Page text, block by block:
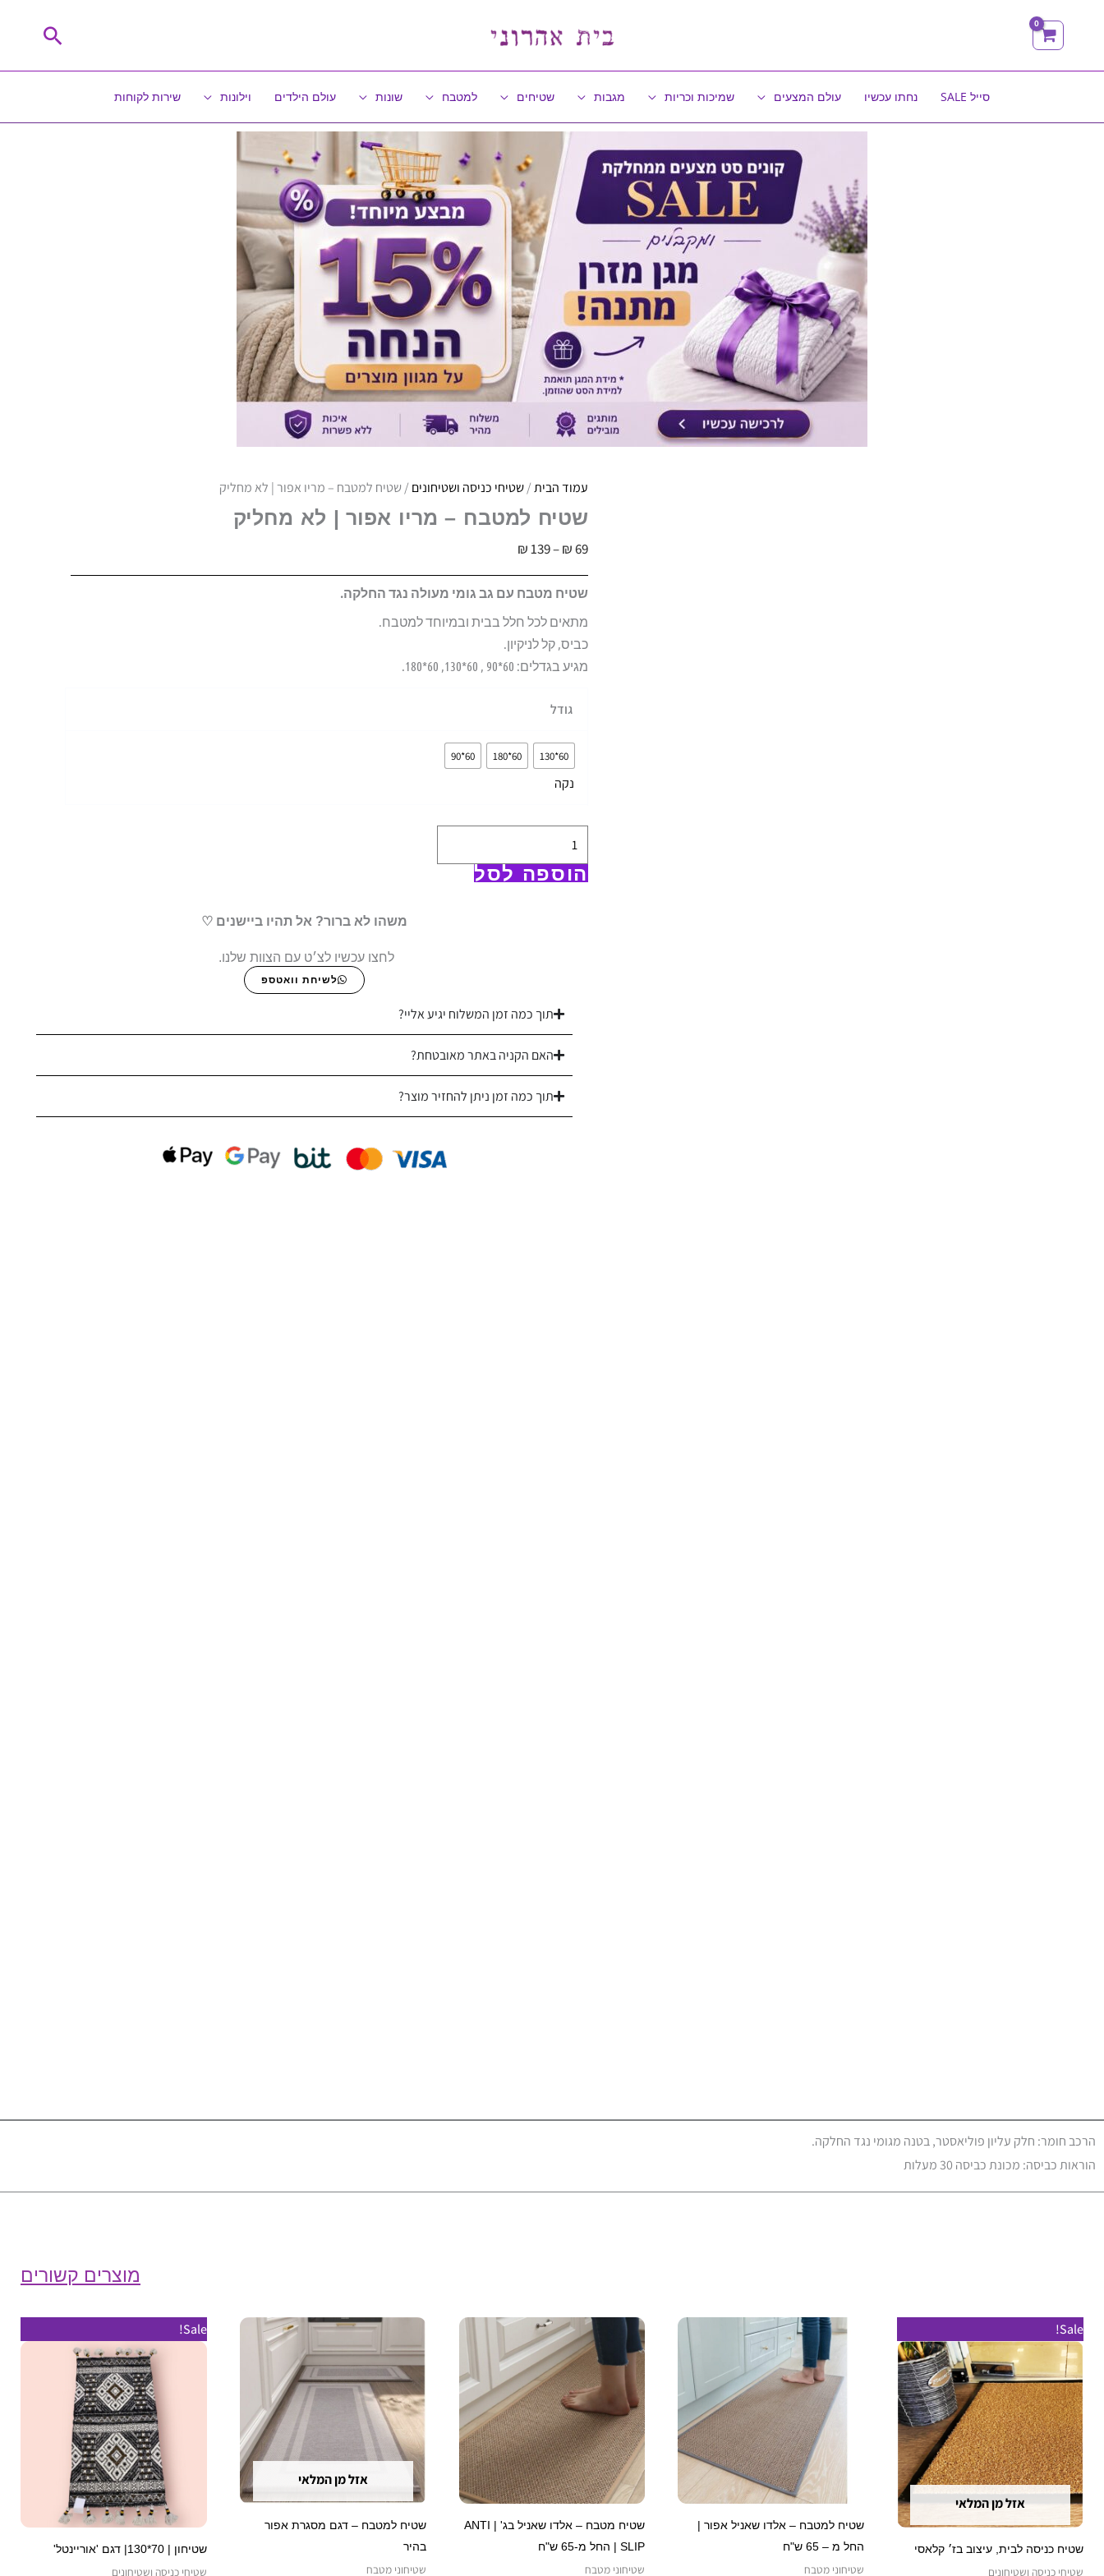
חיפוש
סייל SALE נחתו עכשיו עולם המצעים שמיכות וכריות מגבות שטיחים למטבח שונות עולם הילדים וילונות שירות לקוחות
עמוד הבית/שטיחי כניסה ושטיחונים / שטיח למטבח – מריו אפור | לא מחליק
שטיח למטבח – מריו אפור | לא מחליק
₪69
–
₪139
טווח
מחירים:
⁦₪ 69⁩
עד
⁦₪ 139⁩
שטיח מטבח עם גב גומי מעולה נגד החלקה.
מתאים לכל חלל בבית ובמיוחד למטבח.
כביס, קל לניקיון.
מגיע בגדלים: 60*90 , 60*130, 60*180.
גודל
60*130
60*180
60*90
נקה
שטיח
למטבח
אפור
|הוספה לסל
משהו לא ברור? אל תהיו ביישנים ♡
לחצו עכשיו לצ׳ט עם הצוות שלנו.
לשיחת וואטספ
תוך כמה זמן המשלוח יגיע אליי?
האם הקניה באתר מאובטחת?
תוך כמה זמן ניתן להחזיר מוצר?
הרכב חומר: חלק עליון פוליאסטר, בטנה מגומי נגד החלקה.
הוראות כביסה: מכונת כביסה 30 מעלות
מוצרים קשורים
Sale!
אזל מן המלאי
שטיח כניסה לבית, עיצוב בז׳ קלאסי
שטיחי כניסה ושטיחונים
שטיח למטבח – אלדו שאניל אפור |
החל מ – 65 ש"ח
שטיחוני מטבח
טווח
מחירים:
עד
⁦₪ 150⁩
למוצר
מספר
סוגים.
ניתן
לבחור
האפשרויות
שטיח מטבח – אלדו שאניל בג' | ANTI
SLIP | החל מ-65 ש"ח
שטיחוני מטבח
טווח
מחירים:
⁦₪ 65⁩
עד
⁦₪ 540⁩
למוצר
מספר
סוגים.
ניתן
לבחור
את
האפשרויות
אזל מן המלאי
שטיח למטבח – דגם מסגרת אפור
בהיר
שטיחוני מטבח
טווח
⁦₪ 115⁩
עד
⁦₪ 150⁩
למוצר
סוגים.
ניתן
לבחור
את
האפשרויות
Sale!
שטיחון | 70*130| דגם 'אוריינטל'
שטיחי כניסה ושטיחונים